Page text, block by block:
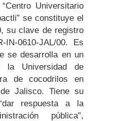
Universitario
se constituye el
su clave de registro
IN-0610-JAL/00. Es
desarrolla en un
la Universidad de
de cocodrilos en
Jalisco. Tiene su
respuesta a la
pública”,